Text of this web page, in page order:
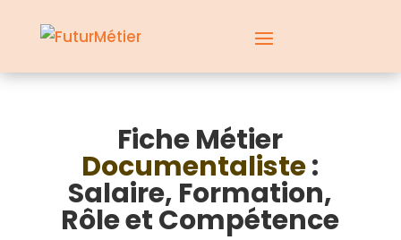
Fiche Métier
Documentaliste:
Salaire, Formation,
Rôle et Compétence